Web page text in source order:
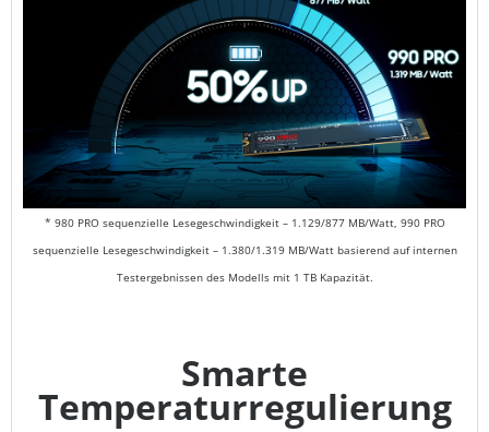
* 980 PRO sequenzielle Lesegeschwindigkeit – 1.129/877 MB/Watt, 990 PRO
sequenzielle Lesegeschwindigkeit – 1.380/1.319 MB/Watt basierend auf internen
Testergebnissen des Modells mit 1 TB Kapazität.
Smarte
Temperaturregulierung